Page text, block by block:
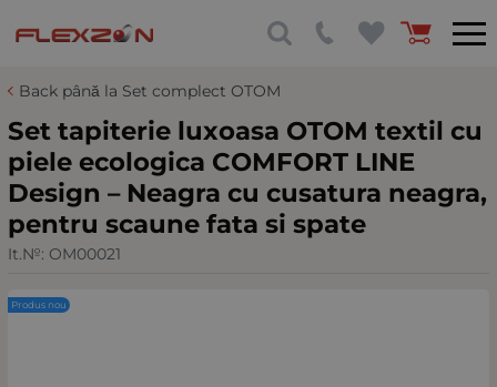
Back până la Set complect OTOM
Set tapiterie luxoasa OTOM textil cu
piele ecologica COMFORT LINE
Design – Neagra cu cusatura neagra,
pentru scaune fata si spate
It.№: OM00021
Produs nou